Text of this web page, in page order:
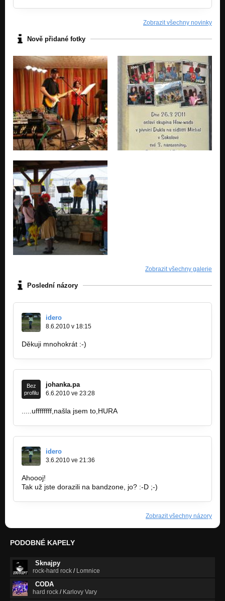
Zobrazit všechny novinky
Nově přidané fotky
Zobrazit všechny galerie
Poslední názory
idero
8.6.2010 v 18:15
Děkuji mnohokrát :-)
Bez
profilu
johanka.pa
6.6.2010 ve 23:28
.....uffffffff,našla jsem to,HURA
idero
3.6.2010 ve 21:36
Ahoooj!
Tak už jste dorazili na bandzone, jo? :-D ;-)
Zobrazit všechny názory
PODOBNÉ KAPELY
Sknajpy
rock-hard rock / Lomnice
CODA
hard rock / Karlovy Vary